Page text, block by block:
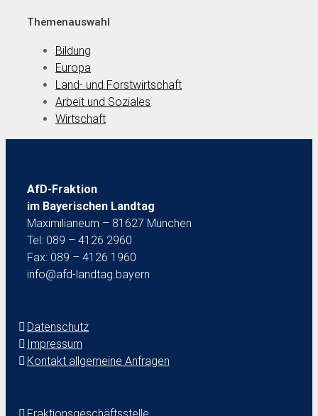
Themenauswahl
Bildung
Europa
Land- und Forstwirtschaft
Arbeit und Soziales
Wirtschaft
AfD-Fraktion
im Bayerischen Landtag
Maximilianeum – 81627 München
Tel: 089 – 4126 2960
Fax: 089 – 4126 1960
info@afd-landtag.bayern
Datenschutz
Impressum
Kontakt allgemeine Anfragen